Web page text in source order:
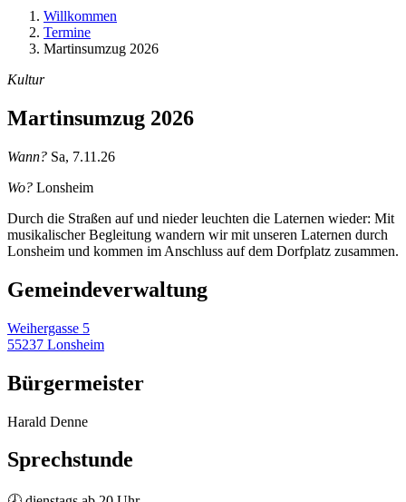
Willkommen
Termine
Martinsumzug 2026
Kultur
Martinsumzug 2026
Wann? Sa, 7.11.26
Wo? Lonsheim
Durch die Straßen auf und nieder leuchten die Laternen wieder: Mit
musikalischer Begleitung wandern wir mit unseren Laternen durch
Lonsheim und kommen im Anschluss auf dem Dorfplatz zusammen.
Gemeinde­verwaltung
Weihergasse 5
55237 Lonsheim
Bürgermeister
Harald Denne
Sprechstunde